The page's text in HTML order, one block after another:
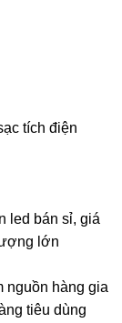
tích điện
led bán sỉ, giá
lớn
nguồn hàng gia
tiêu dùng